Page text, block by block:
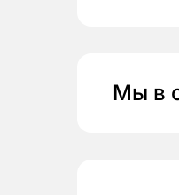
Мы в